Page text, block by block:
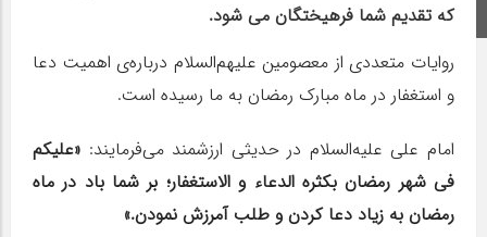
اینستاگرام
که تقدیم شما فرهیختگان می شود.
روایات متعددی از معصومین علیهم‌السلام درباره‌ی اهمیت دعا
و استغفار در ماه مبارک رمضان به ما رسیده است.
امام علی علیه‌السلام در حدیثی ارزشمند می‌فرمایند: «علیکم
فی شهر رمضان بکثره الدعاء و الاستغفار؛ بر شما باد در ماه
رمضان به زیاد دعا کردن و طلب آمرزش نمودن.»